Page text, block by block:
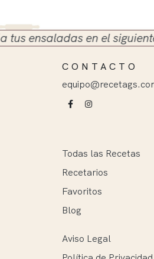
en el siguiente
CONTACTO
Todas las Recetas
Recetarios
Favoritos
Blog
Aviso Legal